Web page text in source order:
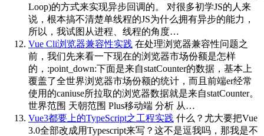
Loop)的方式来实现异步回调的。 对很多初学JS的人来
说，根本搞不清楚单线程的JS为什么拥有异步的能力，
所以，我试图从进程、线程的角度…
Vue Cli浏览器兼容性实践 在处理浏览器兼容性问题之
前，我们先来看一下现在的浏览器市场份额是怎样
的，:point_down:下面是来自statCounter的数据，基本上
覆盖了全世界浏览器市场份额的统计，而且前端er经常
使用的caniuse所拉取的浏览器数据就是来自statCounter。
世界范围 天朝范围 Plus移动端 分析 从…
Vue3都要上的TypeScript之工程实践 什么？尤大要把Vue
3.0全部改成用Typescript来写？这不是逗我吗，那我是不